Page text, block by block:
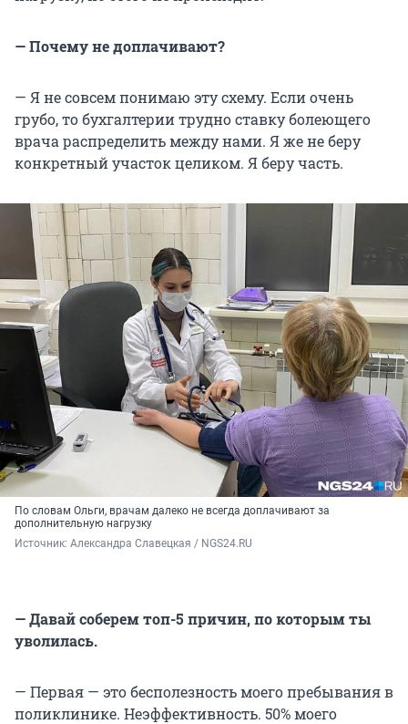
— Почему не доплачивают?
— Я не совсем понимаю эту схему. Если очень
грубо, то бухгалтерии трудно ставку болеющего
врача распределить между нами. Я же не беру
конкретный участок целиком. Я беру часть.
По словам Ольги, врачам далеко не всегда доплачивают за
дополнительную нагрузку
Источник: Александра Славецкая / NGS24.RU
— Давай соберем топ-5 причин, по которым ты
уволилась.
— Первая — это бесполезность моего пребывания в
поликлинике. Неэффективность. 50% моего